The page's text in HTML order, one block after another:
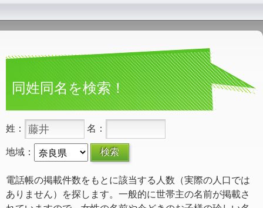
同姓同名を検索！
姓： 名：
地域：
電話帳の掲載件数をもとに該当する人数（実際の人口では
ありません）を探します。一般的に世帯主の名前が掲載さ